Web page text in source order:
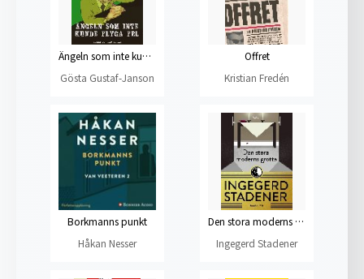
Ängeln som inte kunde flyga fel
Gösta Gustaf-Janson
Offret
Kristian Fredén
Borkmanns punkt
Håkan Nesser
Den stora moderns grotta : En ropande bok
Ingegerd Stadener